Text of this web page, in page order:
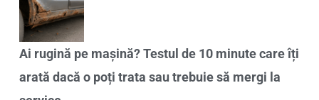
Ai rugină pe mașină? Testul de 10 minute care îți
arată dacă o poți trata sau trebuie să mergi la